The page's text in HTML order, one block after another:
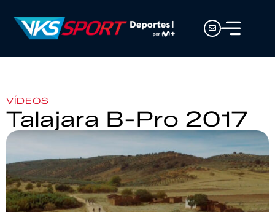
VÍDEOS
Talajara B-Pro 2017